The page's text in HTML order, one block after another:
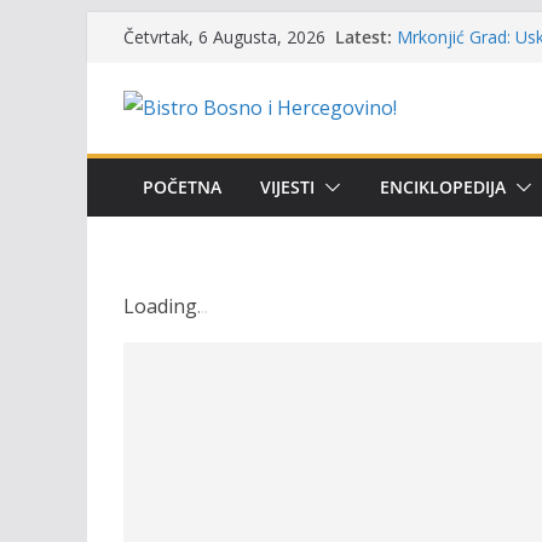
content
Četvrtak, 6 Augusta, 2026 Latest: Mrkonjić Grad:
osvojili prelazni
Masovni pomor
POČETNA VIJESTI ENCIKLOPEDIJA
Loading...